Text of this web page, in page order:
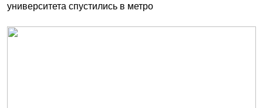
университета спустились в метро